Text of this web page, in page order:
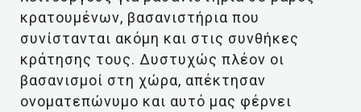
κρατουμένων, βασανιστήρια που
συνίστανται ακόμη και στις συνθήκες
κράτησης τους. Δυστυχώς πλέον οι
βασανισμοί στη χώρα, απέκτησαν
ονοματεπώνυμο και αυτό μας φέρνει